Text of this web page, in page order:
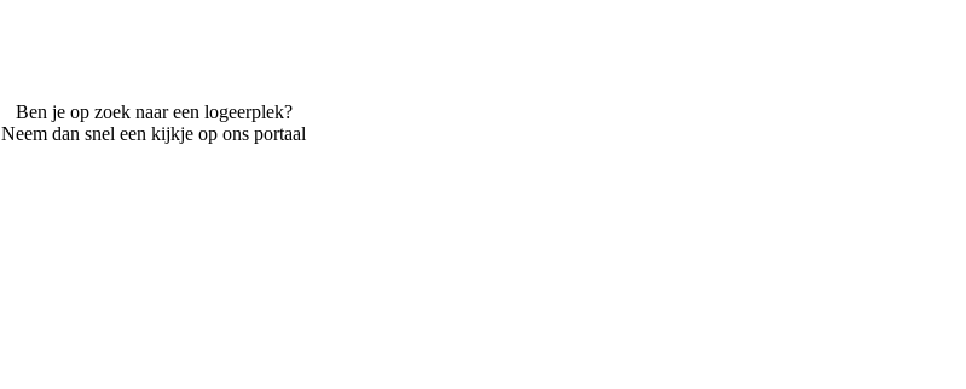
Ben je op zoek naar een logeerplek?
Neem dan snel een kijkje op ons portaal